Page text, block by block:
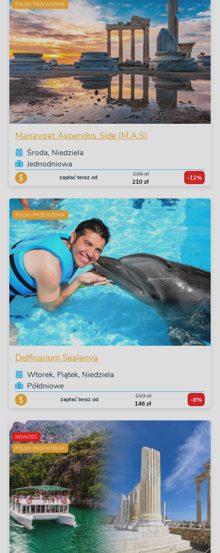
POLSKI PRZEWODNIK
Manavgat Aspendos Side (M.A.S)
Środa, Niedziela
Jednodniowa
zapłać teraz od
236 zł
210 zł
-11%
POLSKI PRZEWODNIK
Delfinarium Sealanya
Wtorek, Piątek, Niedziela
Półdniowe
zapłać teraz od
159 zł
146 zł
-8%
NOWOŚĆ
POLSKI PRZEWODNIK